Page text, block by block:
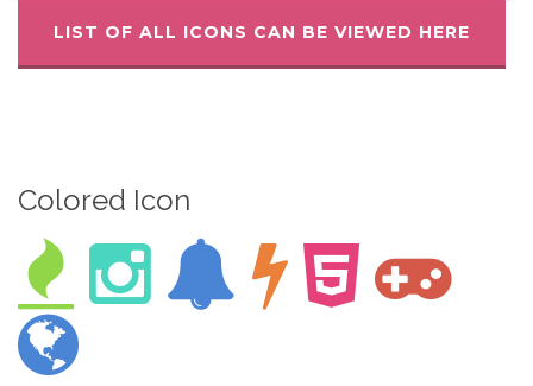
LIST OF ALL ICONS CAN BE VIEWED HERE
Colored Icon